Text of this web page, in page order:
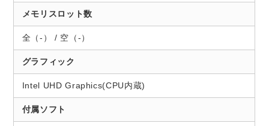
メモリスロット数
全（-） / 空（-）
グラフィック
Intel UHD Graphics(CPU内蔵)
付属ソフト